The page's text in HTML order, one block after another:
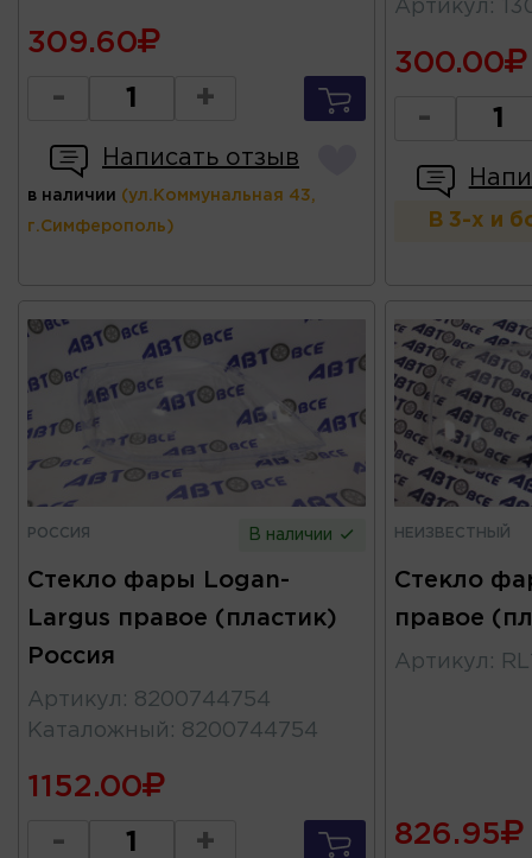
309.60
- +
Написать отзыв
в наличии (ул.Коммунальная 43,
г.Симферополь)
Артикул :
300.00
-
В 3-х и
РОССИЯ В наличии
Стекло фары Logan-
Largus правое (пластик)
Россия
Артикул : 8200744754
Каталожный : 8200744754
1152.00
- +
НЕИЗВЕСТНЫЙ
Стекло
правое
Артикул :
826.95